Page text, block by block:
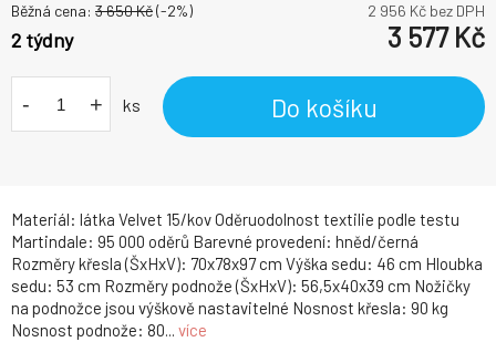
Materiál: látka Velvet 15/kov Oděruodolnost textilie podle testu
Martindale: 95 000 oděrů Barevné provedení: hněd/černá
Rozměry křesla (ŠxHxV): 70x78x97 cm Výška sedu: 46 cm Hloubka
sedu: 53 cm Rozměry podnože (ŠxHxV): 56,5x40x39 cm Nožičky
na podnožce jsou výškově nastavitelné Nosnost křesla: 90 kg
Nosnost podnože: 80... více
Běžná cena: 3 650Kč(-2%) 2 956 Kč bez DPH
2 týdny 3 577Kč
- + ks Do košíku